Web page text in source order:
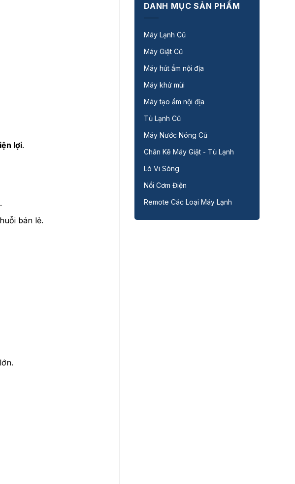
lợi.
.
bán lẻ.
DANH MỤC SẢN PHẨM
Máy Lạnh Cũ
Máy Giặt Cũ
Máy hút ẩm nội địa
Máy khử mùi
Máy tạo ẩm nội địa
Tủ Lạnh Cũ
Máy Nước Nóng Cũ
Chân Kê Máy Giặt - Tủ Lạnh
Lò Vi Sóng
Nồi Cơm Điện
Remote Các Loại Máy Lạnh